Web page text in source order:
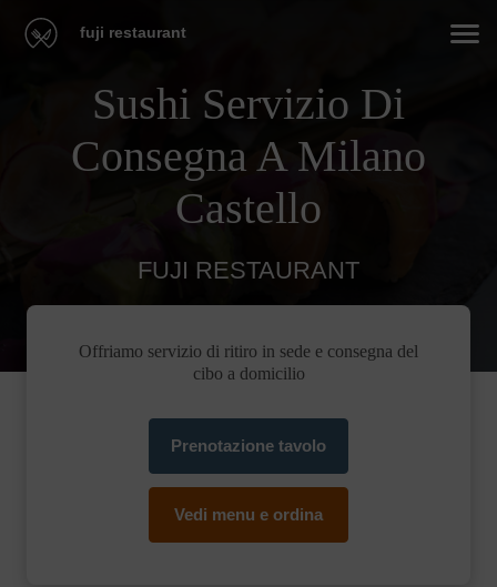
fuji restaurant
Sushi Servizio Di
Consegna A Milano
Castello
FUJI RESTAURANT
Offriamo servizio di ritiro in sede e consegna del
cibo a domicilio
Prenotazione tavolo
Vedi menu e ordina